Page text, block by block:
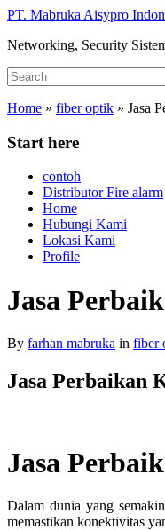
Skip
main
PT. Mabruka Aisypro
Networking, Security
Search
for:
Home » fiber optik » Jasa
Start here
contoh
Distributor Fire alarm
Home
Hubungi Kami
Lokasi Kami
Profile
Jasa
By farhan mabruka in fiber
Jasa Perbaikan
Jasa
Dalam dunia yang
memastikan konektivitas